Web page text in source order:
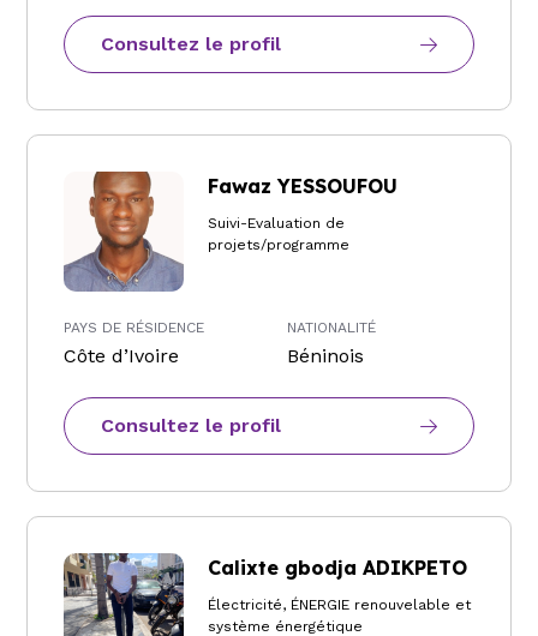
Consultez le profil
Fawaz YESSOUFOU
Suivi-Evaluation de
projets/programme
PAYS DE RÉSIDENCE
Côte d’Ivoire
NATIONALITÉ
Béninois
Consultez le profil
Calixte gbodja ADIKPETO
Électricité, ÉNERGIE renouvelable et
système énergétique